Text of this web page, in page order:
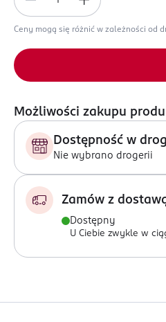
Ceny mogą się różnić w zależności od
Możliwości zakupu
Dostępność w
Nie wybrano drogerii
Zamów z
Dostępny
U Ciebie zwykle w